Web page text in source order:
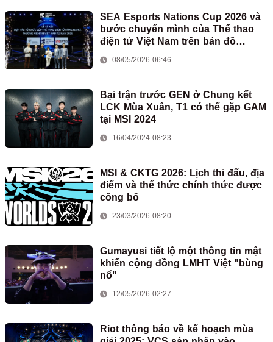
SEA Esports Nations Cup 2026 và
bước chuyển mình của Thể thao
điện tử Việt Nam trên bản đồ
08/05/2026 06:46
Bại trận trước GEN ở Chung kết
LCK Mùa Xuân, T1 có thể gặp GAM
tại MSI 2024
16/04/2024 08:23
MSI & CKTG 2026: Lịch thi đấu, địa
điểm và thể thức chính thức được
công bố
23/03/2026 08:20
Gumayusi tiết lộ một thông tin mật
khiến cộng đồng LMHT Việt "bùng
nổ"
12/05/2026 02:27
Riot thông báo về kế hoạch mùa